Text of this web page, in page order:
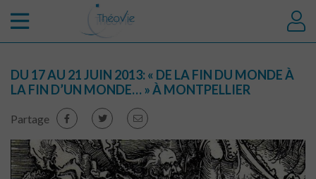
DU 17 AU 21 JUIN 2013: « DE LA FIN DU MONDE À
LA FIN D’UN MONDE… » À MONTPELLIER
Partage